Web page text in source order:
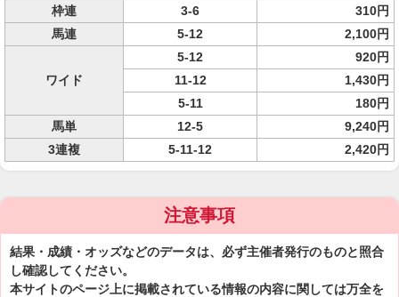
枠連
3-6
310円
馬連
5-12 2,100円
ワイド
5-12
920円
11-12
1,430円
5-11
180円
馬単
12-5
9,240円
3連複
5-11-12 2,420円
注意事項
結果・成績・オッズなどのデータは、必ず主催者発行のものと照合
し確認してください。
本サイトのページ上に掲載されている情報の内容に関しては万全を